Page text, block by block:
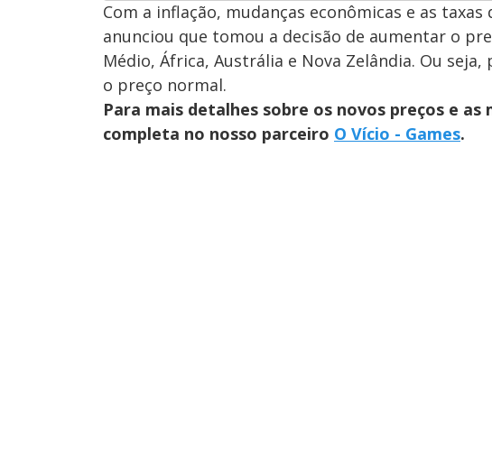
Com a inflação, mudanças econômicas e as
anunciou que tomou a decisão de aumentar o
Médio, África, Austrália e Nova Zelândia. Ou
o preço normal.
Para mais detalhes sobre os novos preços e
completa no nosso parceiro O Vício - Games.